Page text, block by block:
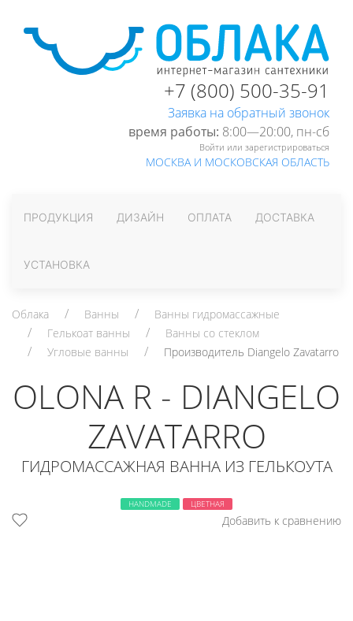
+7 (800) 500-35-91
Заявка на обратный звонок
время работы: 8:00—20:00, пн-cб
Войти или зарегистрироваться
МОСКВА И МОСКОВСКАЯ ОБЛАСТЬ
ПРОДУКЦИЯ ДИЗАЙН ОПЛАТА ДОСТАВКА
УСТАНОВКА
Облака Ванны
Ванны гидромассажные
Гелькоат ванны
Ванны со стеклом
Угловые ванны
Производитель Diangelo Zavatarro
OLONA R - DIANGELO
ZAVATARRO
ГИДРОМАССАЖНАЯ ВАННА ИЗ ГЕЛЬКОУТА
HANDMADE ЦВЕТНАЯ
Добавить к сравнению